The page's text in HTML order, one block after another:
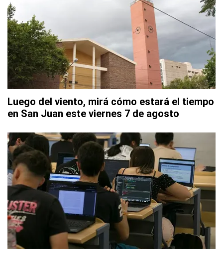
Luego del viento, mirá cómo estará el tiempo
en San Juan este viernes 7 de agosto